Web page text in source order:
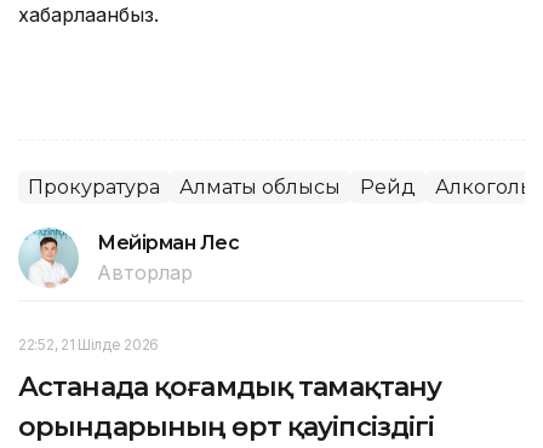
хабарлағанбыз.
Прокуратура Алматы облысы Рейд Алкоголь
Мейірман Лес
Авторлар
22:52, 21 Шілде 2026
Астанада қоғамдық тамақтану
орындарының өрт қауіпсіздігі